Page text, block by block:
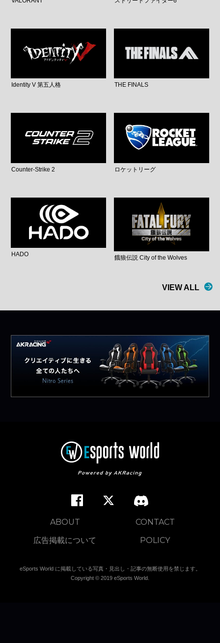
Identity V 第五人格 THE FINALS
Counter-Strike 2 ロケットリーグ
HADO
餓狼伝説 City of the Wolves
VIEW ALL
ABOUT
CONTACT
広告掲載について
POLICY
eSports World に掲載している写真・見出し・記事の無断使用を禁じます。
Copyright © 2019 eSports World.